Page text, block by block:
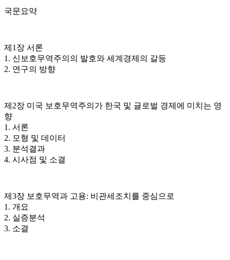
국문요약
제1장 서론
1. 신보호무역주의의 발호와 세계경제의 갈등
2. 연구의 방향
제2장 미국 보호무역주의가 한국 및 글로벌 경제에 미치는 영
향
1. 서론
2. 모형 및 데이터
3. 분석결과
4. 시사점 및 소결
제3장 보호무역과 고용: 비관세조치를 중심으로
1. 개요
2. 실증분석
3. 소결